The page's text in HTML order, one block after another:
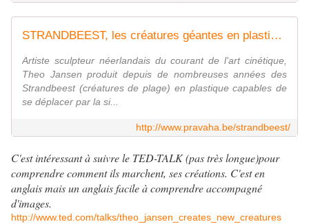
STRANDBEEST, les créatures géantes en plastique se déplacent avec le vent
Artiste sculpteur néerlandais du courant de l'art cinétique,
Theo Jansen produit depuis de nombreuses années des
Strandbeest (créatures de plage) en plastique capables de
se déplacer par la si...
http://www.pravaha.be/strandbeest/
C'est intéressant à suivre le TED-TALK (pas très longue)pour
comprendre comment ils marchent, ses créations. C'est en
anglais mais un anglais facile à comprendre accompagné
d'images.
http://www.ted.com/talks/theo_jansen_creates_new_creatures